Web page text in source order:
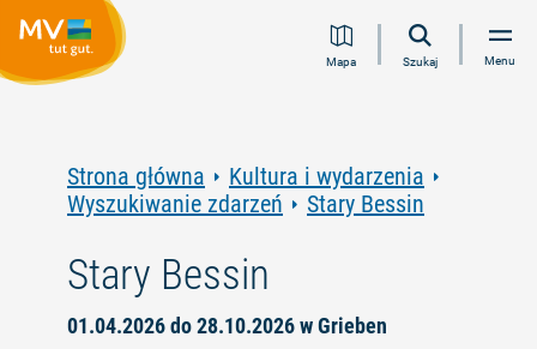
Przejdź
Przejdź
Przejdź
Przejdź
Mapa Szukaj Menu
Strona główna
Kultura i wydarzenia
Wyszukiwanie zdarzeń
Stary Bessin
Stary Bessin
01.04.2026 do 28.10.2026 w Grieben